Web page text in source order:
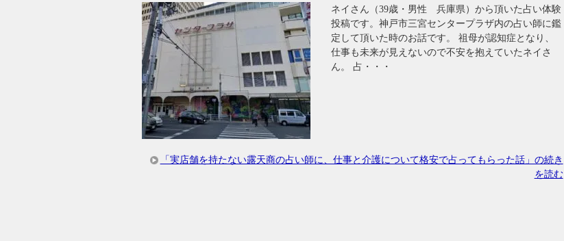
ネイさん（39歳・男性 兵庫県）から頂いた占い体験
投稿です。神戸市三宮センタープラザ内の占い師に鑑
定して頂いた時のお話です。 祖母が認知症となり、
仕事も未来が見えないので不安を抱えていたネイさ
ん。 占・・・
「実店舗を持たない露天商の占い師に、仕事と介護について格安で占ってもらった話」の続き
を読む